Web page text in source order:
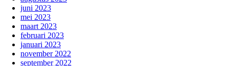
juni 2023
mei 2023
maart 2023
februari 2023
januari 2023
november 2022
september 2022